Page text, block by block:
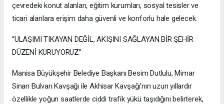
çevredeki konut alanları, eğitim kurumları, sosyal tesisler ve
ticari alanlara erişim daha güvenli ve konforlu hale gelecek.
“ULAŞIMI TIKAYAN DEĞİL, AKIŞINI SAĞLAYAN BİR ŞEHİR
DÜZENİ KURUYORUZ”
Manisa Büyükşehir Belediye Başkanı Besim Dutlulu, Mimar
Sinan Bulvarı Kavşağı ile Akhisar Kavşağı’nın uzun yıllardır
özellikle yoğun saatlerde ciddi trafik yükü taşıdığını belirterek,